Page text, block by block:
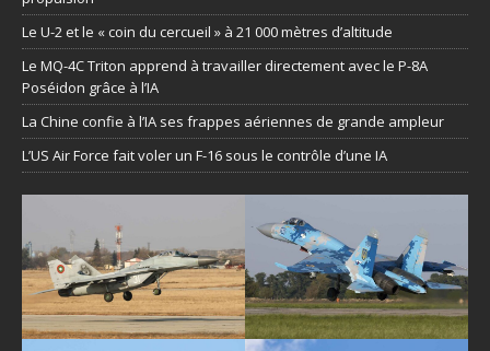
Le U-2 et le « coin du cercueil » à 21 000 mètres d’altitude
Le MQ-4C Triton apprend à travailler directement avec le P-8A
Poséidon grâce à l’IA
La Chine confie à l’IA ses frappes aériennes de grande ampleur
L’US Air Force fait voler un F-16 sous le contrôle d’une IA